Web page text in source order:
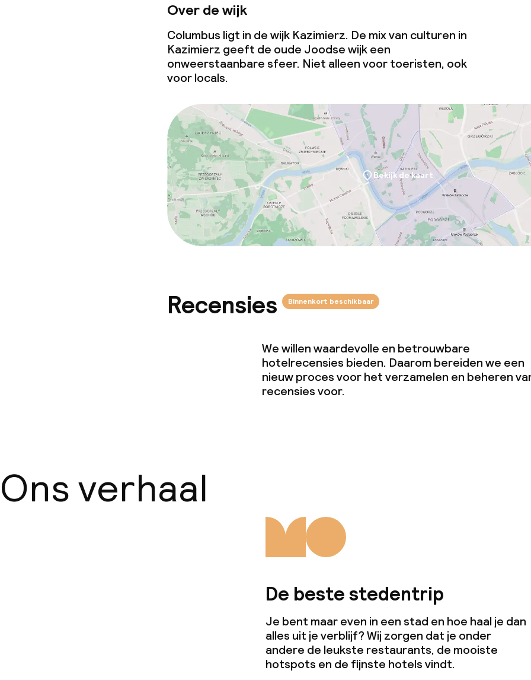
Beleid
Overal rookvrij
Over de wijk
Columbus ligt in de wijk Kazimierz. De mix van culturen in
Kazimierz geeft de oude Joodse wijk een
onweerstaanbare sfeer. Niet alleen voor toeristen, ook
voor locals.
Bekijk de kaart
Recensies Binnenkort beschikbaar
We willen waardevolle en betrouwbare
hotelrecensies bieden. Daarom bereiden we een
nieuw proces voor het verzamelen en beheren
recensies voor.
Ons verhaal
De beste stedentrip
Je bent maar even in een stad en hoe haal je dan
alles uit je verblijf? Wij zorgen dat je onder
andere de leukste restaurants, de mooiste
hotspots en de fijnste hotels vindt.